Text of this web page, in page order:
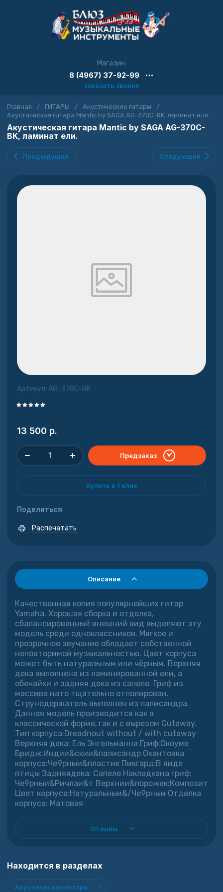
Магазин:
8 (4967) 37-92-99
заказать звонок
Главная / ГИТАРЫ / Акустические гитары
/
Акустическая гитара Mantic by SAGA AG-370C-BK, ламинат ели.
Акустическая гитара Mantic by SAGA AG-370C-
BK, ламинат ели.
Предыдущий Следующий
Артикул: AG-370C-BK
13 500 р.
Предзаказ
Купить в 1 клик
Поделиться
Распечатать
Описание
Качественная копия популярнейших гитар
Yamaha. Хорошая сборка и отделка,
сбалансированный внешний вид выделяют эту
модель среди одноклассников. Мягкое и
прозрачное звучание обладает собственной
неповторимой музыкальностью. Цвет корпуса
может быть натуральным или чёрным. Верхняя
дека выполнена из ламинированной ели, а
обечайки и задняя дека из сапеле. Гриф из
массива нато тщательно отполирован.
Струнодержатель выполнен из палисандра.
Данная модель производится как в
классической форме,так и с вырезом Cutaway.
Тип корпуса:Dreadnout without / with cutaway
Верхняя дека: Ель Энгельманна Гриф:Окоуме
Бридж:Индии&скии&палисандр Окантовка
корпуса:Че9рныи&пластик Пикгард:В виде
птицы Задняядека: Сапеле Накладкана гриф:
Че9рныи&Ричлаи&т Верхнии&порожек:Композит
Цвет корпуса:Натуральныи&/Че9рныи Отделка
корпуса: Матовая
Отзывы
Находится в разделах
Акустические гитары